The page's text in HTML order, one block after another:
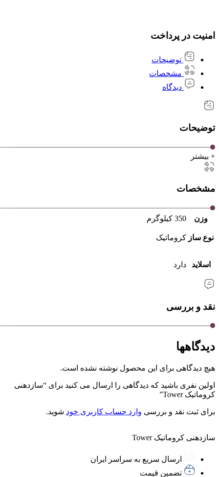
امنیت در پرداخت
توضیحات
مشخصات
دیدگاه
توضیحات
+ بیشتر
مشخصات
وزن 350 کیلوگرم
نوع ساز کروماتیک
اسلاید دارد
نقد و بررسی
دیدگاهها
هیچ دیدگاهی برای این محصول نوشته نشده است.
اولین نفری باشید که دیدگاهی را ارسال می کنید برای “سازدهنی
کروماتیک Tower”
برای ثبت نقد و بررسی وارد حساب کاربری خود شوید.
سازدهنی کروماتیک Tower
ارسال سریع به سراسر ایران
تضمین قیمت